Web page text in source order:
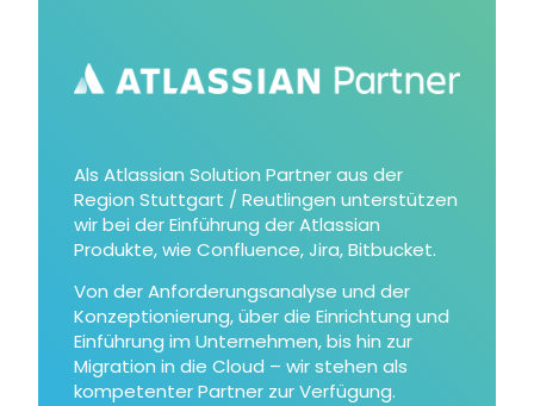
Als Atlassian Solution Partner aus der
Region Stuttgart / Reutlingen unterstützen
wir bei der Einführung der Atlassian
Produkte, wie Confluence, Jira, Bitbucket.
Von der Anforderungsanalyse und der
Konzeptionierung, über die Einrichtung und
Einführung im Unternehmen, bis hin zur
Migration in die Cloud – wir stehen als
kompetenter Partner zur Verfügung.